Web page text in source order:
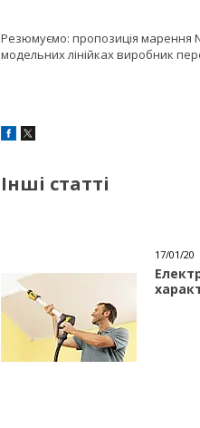
Резюмуємо: пропозиція марення
модельних лінійках виробник
Інші статті
17/01/20